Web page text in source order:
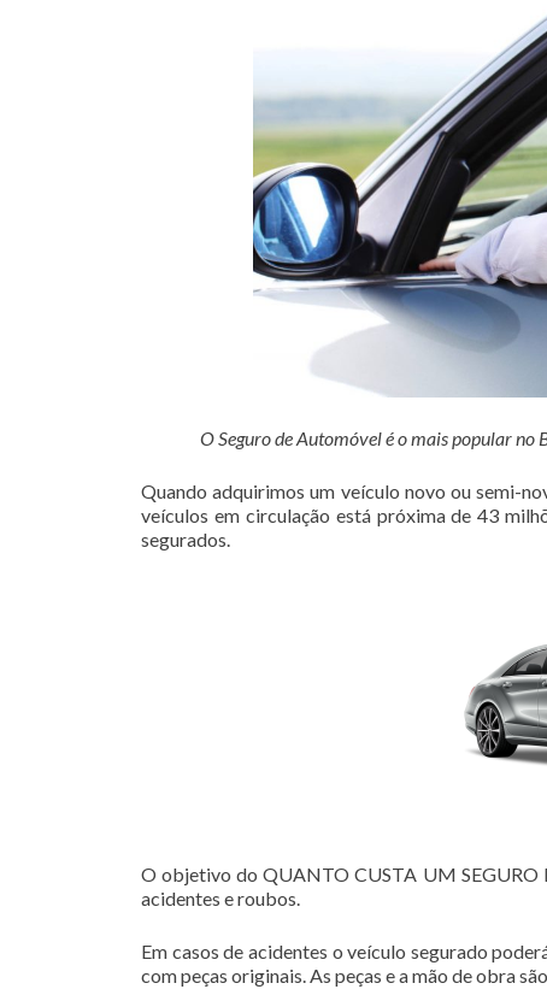
O Seguro de Automóvel é o mais popular
Quando adquirimos um veículo novo ou semi-
veículos em circulação está próxima de 43
segurados.
O objetivo do QUANTO CUSTA UM SEGURO
acidentes e roubos.
Em casos de acidentes o veículo segurado
com peças originais. As peças e a mão de obra